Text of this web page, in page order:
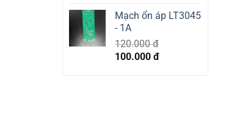
was:
120.000 đ.
is:
Mạch ổn áp LT3045
- 1A
120.000đ
Original
100.000 đCurrent